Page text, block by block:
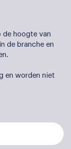
hoogte van
de branche en
en worden niet